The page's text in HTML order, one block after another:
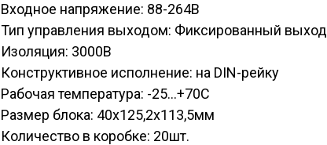
Входное напряжение: 88-264В
Тип управления выходом: Фиксированный выход
Изоляция: 3000В
Конструктивное исполнение: на DIN-рейку
Рабочая температура: -25...+70С
Размер блока: 40x125,2x113,5мм
Количество в коробке: 20шт.